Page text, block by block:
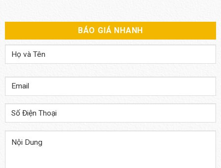
BÁO GIÁ NHANH